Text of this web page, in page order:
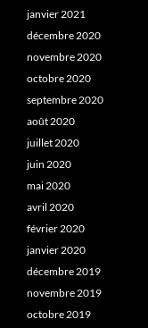
janvier 2021
décembre 2020
novembre 2020
octobre 2020
septembre 2020
août 2020
juillet 2020
juin 2020
mai 2020
avril 2020
février 2020
janvier 2020
décembre 2019
novembre 2019
octobre 2019